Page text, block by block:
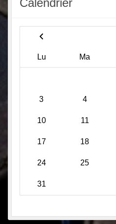
Lu Ma
3 4
10 11
17 18
24 25
31